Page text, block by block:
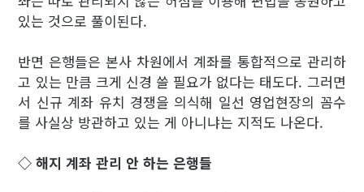
있는 것으로 풀이된다.
반면 은행들은 본사 차원에서 계좌를 통합적으로 관리하
고 있는 만큼 크게 신경 쓸 필요가 없다는 태도다. 그러면
서 신규 계좌 유치 경쟁을 의식해 일선 영업현장의 꼼수
를 사실상 방관하고 있는 게 아니냐는 지적도 나온다.
◇ 해지 계좌 관리 안 하는 은행들